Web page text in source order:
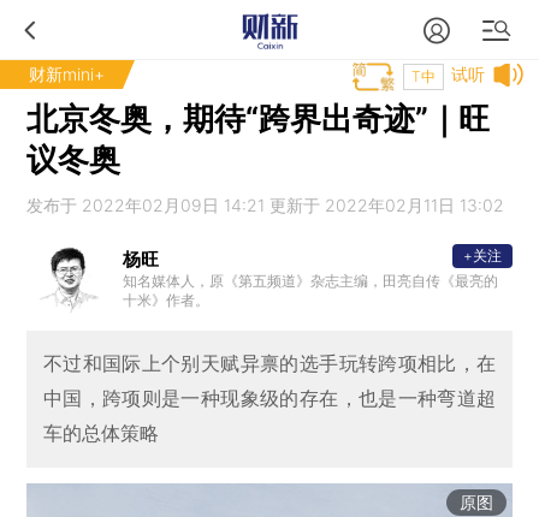
财新mini+ 试听
T中
北京冬奥，期待“跨界出奇迹”｜旺
议冬奥
发布于 2022年02月09日 14:21 更新于 2022年02月11日 13:02
杨旺
知名媒体人，原《第五频道》杂志主编，田亮自传《最亮的
十米》作者。
+关注
不过和国际上个别天赋异禀的选手玩转跨项相比，在
中国，跨项则是一种现象级的存在，也是一种弯道超
车的总体策略
原图